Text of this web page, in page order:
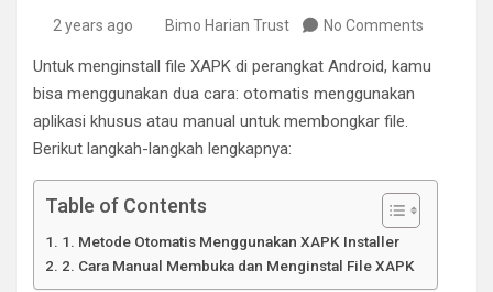
2 years ago Bimo Harian Trust No Comments
Untuk menginstall file XAPK di perangkat Android, kamu
bisa menggunakan dua cara: otomatis menggunakan
aplikasi khusus atau manual untuk membongkar file.
Berikut langkah-langkah lengkapnya:
Table of Contents
1. Metode Otomatis Menggunakan XAPK Installer
2. Cara Manual Membuka dan Menginstal File XAPK